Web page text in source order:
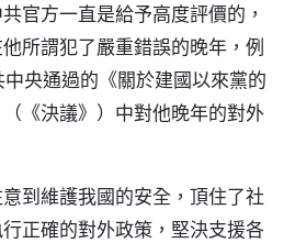
官方一直是給予高度評價的，
所謂犯了嚴重錯誤的晚年，例
央通過的《關於建國以來黨的
《決議》）中對他晚年的對外
意到維護我國的安全，頂住了社
正確的對外政策，堅決支援各